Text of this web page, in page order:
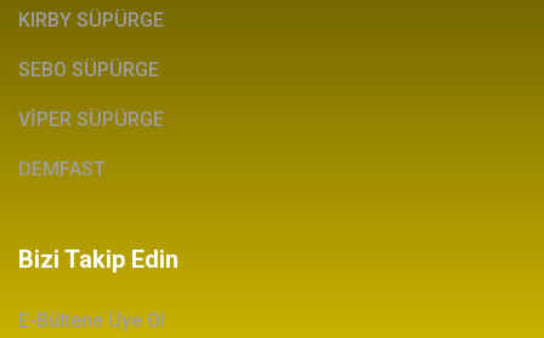
KIRBY SÜPÜRGE
SEBO SÜPÜRGE
VİPER SÜPÜRGE
DEMFAST
Bizi Takip Edin
E-Bültene Üye Ol